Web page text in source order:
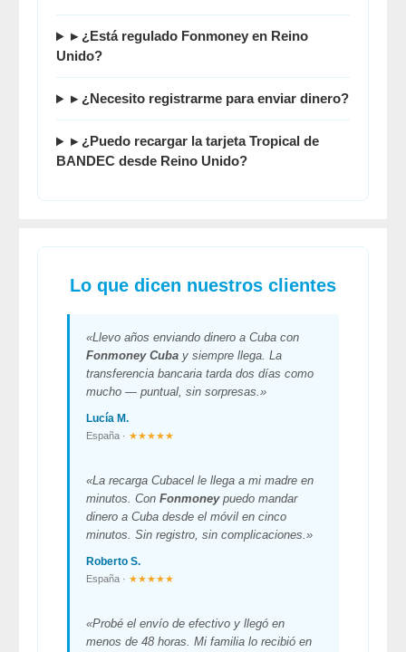
▸ ¿Está regulado Fonmoney en Reino
Unido?
▸ ¿Necesito registrarme para enviar dinero?
▸ ¿Puedo recargar la tarjeta Tropical de
BANDEC desde Reino Unido?
Lo que dicen nuestros clientes
«Llevo años enviando dinero a Cuba con
Fonmoney Cuba y siempre llega. La
transferencia bancaria tarda dos días como
mucho — puntual, sin sorpresas.»
Lucía M.
España · ★★★★★
«La recarga Cubacel le llega a mi madre en
minutos. Con Fonmoneypuedo mandar
dinero a Cuba desde el móvil en cinco
minutos. Sin registro, sin complicaciones.»
Roberto S.
España · ★★★★★
«Probé el envío de efectivo y llegó en
menos de 48 horas. Mi familia lo recibió en